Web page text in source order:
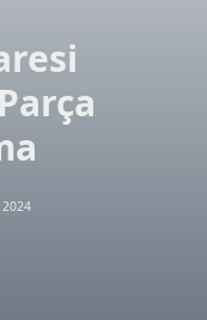
2024